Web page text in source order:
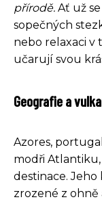
přírodě. Ať už
sopečných
nebo relaxaci v
učarují svou
Geografie a
Azores,
modři
destinace. Jeho
zrozené z ohně